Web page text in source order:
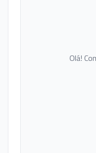
Olá!